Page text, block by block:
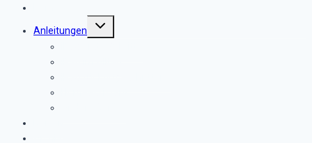
Anleitungen
Untermenü